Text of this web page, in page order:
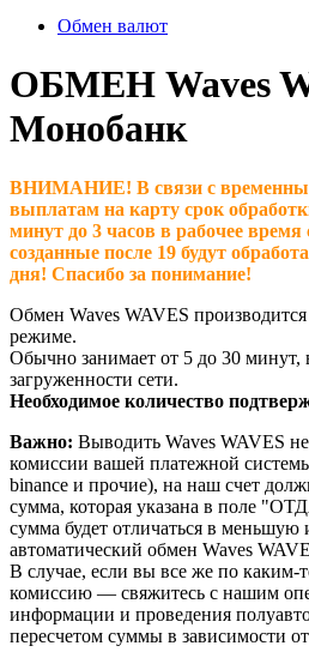
Обмен валют
ОБМЕН Waves
Монобанк
ВНИМАНИЕ! В связи с
выплатам на карту срок
минут до 3 часов в рабочее время
созданные после 19 будут
дня! Спасибо за понимание!
Обмен Waves WAVES
режиме.
Обычно занимает от 5 до 30 минут,
загруженности сети.
Необходимое количество
Важно: Выводить Waves WAVES
комиссии вашей платежной
binance и прочие), на наш счет
сумма, которая указана в поле
сумма будет отличаться в
автоматический обмен Waves
В случае, если вы все же по каким-
комиссию — свяжитесь с нашим
информации и проведения
пересчетом суммы в зависимости